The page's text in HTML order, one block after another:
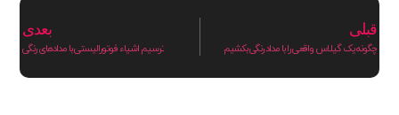
قبلی
چگونه یک گیلاس واقعی را با مداد رنگی بکشیم
بعدی
ترسیم اشیاء فوتورالیستی با مدادهای رنگی